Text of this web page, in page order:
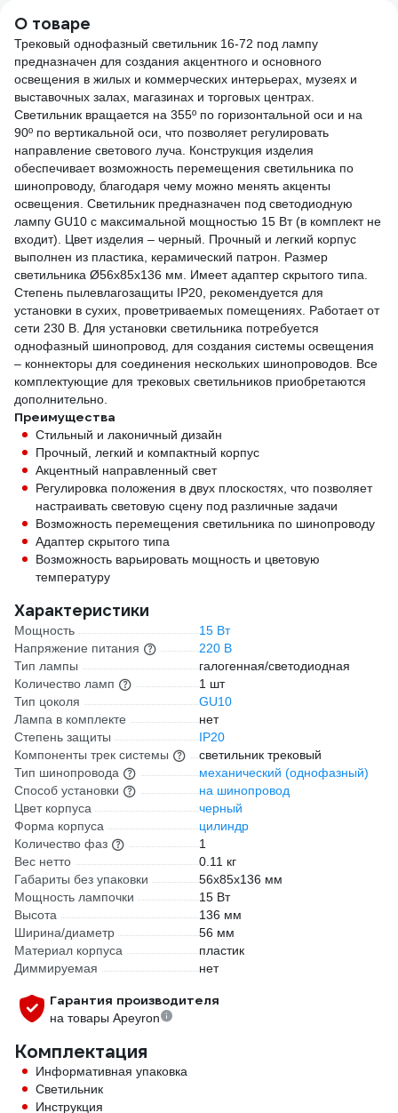
О товаре
Трековый однофазный светильник 16-72 под лампу
предназначен для создания акцентного и основного
освещения в жилых и коммерческих интерьерах, музеях и
выставочных залах, магазинах и торговых центрах.
Светильник вращается на 355º по горизонтальной оси и на
90º по вертикальной оси, что позволяет регулировать
направление светового луча. Конструкция изделия
обеспечивает возможность перемещения светильника по
шинопроводу, благодаря чему можно менять акценты
освещения. Светильник предназначен под светодиодную
лампу GU10 с максимальной мощностью 15 Вт (в комплект не
входит). Цвет изделия – черный. Прочный и легкий корпус
выполнен из пластика, керамический патрон. Размер
светильника Ø56х85х136 мм. Имеет адаптер скрытого типа.
Степень пылевлагозащиты IP20, рекомендуется для
установки в сухих, проветриваемых помещениях. Работает от
сети 230 В. Для установки светильника потребуется
однофазный шинопровод, для создания системы освещения
– коннекторы для соединения нескольких шинопроводов. Все
комплектующие для трековых светильников приобретаются
дополнительно.
Преимущества
Стильный и лаконичный дизайн
Прочный, легкий и компактный корпус
Акцентный направленный свет
Регулировка положения в двух плоскостях, что позволяет
настраивать световую сцену под различные задачи
Возможность перемещения светильника по шинопроводу
Адаптер скрытого типа
Возможность варьировать мощность и цветовую
температуру
Характеристики
Мощность
15 Вт
Напряжение питания
220 В
Тип лампы
галогенная/светодиодная
Количество ламп
1 шт
Тип цоколя
GU10
Лампа в комплекте
нет
Степень защиты
IP20
Компоненты трек системы
светильник трековый
Тип шинопровода
механический (однофазный)
Способ установки
на шинопровод
Цвет корпуса
черный
Форма корпуса
цилиндр
Количество фаз
1
Вес нетто
0.11 кг
Габариты без упаковки
56х85х136 мм
Мощность лампочки
15 Вт
Высота
136 мм
Ширина/диаметр
56 мм
Материал корпуса
пластик
Диммируемая
нет
Гарантия производителя
на товары Apeyron
Комплектация
Информативная упаковка
Светильник
Инструкция